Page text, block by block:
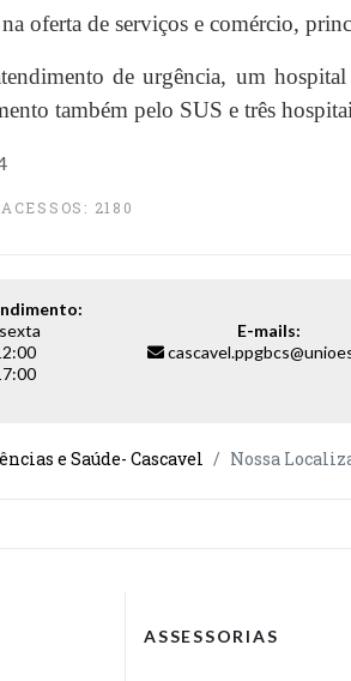
oferta de serviços e comércio,
de urgência, um
também pelo SUS e três
ACESSOS: 2180
E-mails:
e Saúde- Cascavel Nossa
ASSESSORIAS